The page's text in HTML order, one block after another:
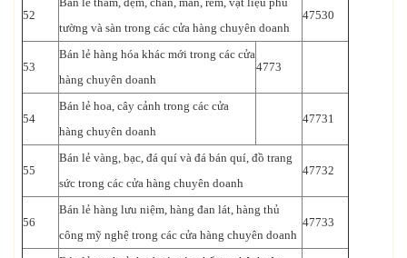
52
tường và sàn trong các cửa hàng chuyên doanh
47530
53
Bán lẻ hàng hóa khác mới trong các cửa
hàng chuyên doanh
4773
54
Bán lẻ hoa, cây cảnh trong các cửa
hàng chuyên doanh
47731
55
Bán lẻ vàng, bạc, đá quí và đá bán quí, đồ trang
sức trong các cửa hàng chuyên doanh
47732
56
Bán lẻ hàng lưu niệm, hàng đan lát, hàng thủ
công mỹ nghệ trong các cửa hàng chuyên doanh
47733